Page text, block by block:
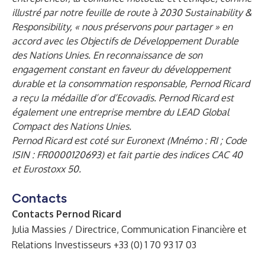
illustré par notre feuille de route à 2030 Sustainability &
Responsibility, « nous préservons pour partager » en
accord avec les Objectifs de Développement Durable
des Nations Unies. En reconnaissance de son
engagement constant en faveur du développement
durable et la consommation responsable, Pernod Ricard
a reçu la médaille d’or d’Ecovadis. Pernod Ricard est
également une entreprise membre du LEAD Global
Compact des Nations Unies.
Pernod Ricard est coté sur Euronext (Mnémo : RI ; Code
ISIN : FR0000120693) et fait partie des indices CAC 40
et Eurostoxx 50.
Contacts
Contacts Pernod Ricard
Julia Massies / Directrice, Communication Financière et
Relations Investisseurs +33 (0) 1 70 93 17 03